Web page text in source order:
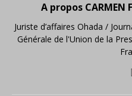
A propos CARMEN
Juriste d’affaires Ohada /
Générale de l'Union de la